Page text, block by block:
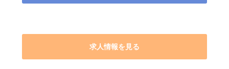
求人情報を見る